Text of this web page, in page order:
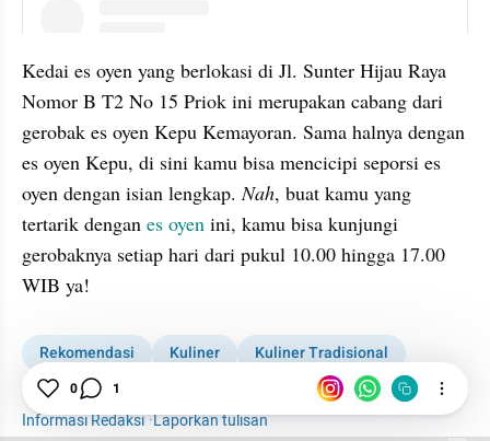
Kedai es oyen yang berlokasi di Jl. Sunter Hijau Raya
Nomor B T2 No 15 Priok ini merupakan cabang dari
gerobak es oyen Kepu Kemayoran. Sama halnya dengan
es oyen Kepu, di sini kamu bisa mencicipi seporsi es
oyen dengan isian lengkap. Nah, buat kamu yang
tertarik dengan es oyen ini, kamu bisa kunjungi
gerobaknya setiap hari dari pukul 10.00 hingga 17.00
WIB ya!
Rekomendasi Kuliner
Kuliner Tradisional
Es Oyen
Informasi Redaksi·Laporkan tulisan
0 1